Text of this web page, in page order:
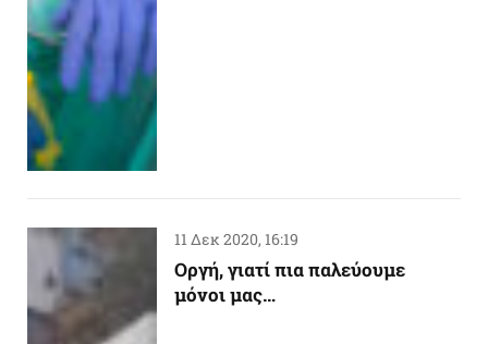
11 Δεκ 2020, 16:19
Oργή, γιατί πια παλεύουμε
μόνοι μας…